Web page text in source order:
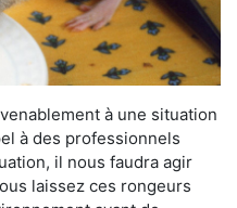
à une situation
à des professionnels
il nous faudra agir
laissez ces rongeurs